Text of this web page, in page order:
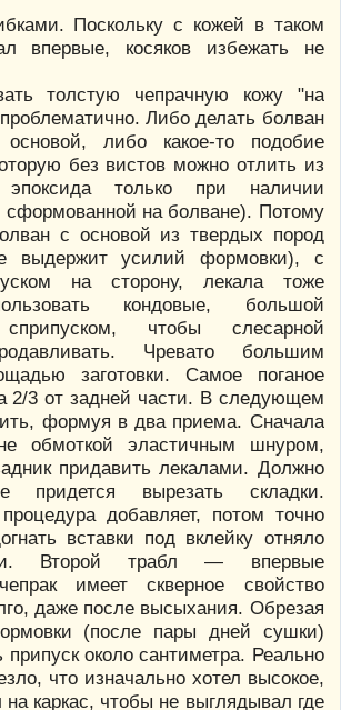
Поскольку с кожей в таком
впервые, косяков избежать не
толстую чепрачную кожу "на
проблематично. Либо делать болван
либо какое-то подобие
без вистов можно отлить из
эпоксида только при наличии
сформованной на болване). Потому
с основой из твердых пород
выдержит усилий формовки), с
на сторону, лекала тоже
кондовые, большой
чтобы слесарной
Чревато большим
заготовки. Самое поганое
2/3 от задней части. В следующем
формуя в два приема. Сначала
обмоткой эластичным шнуром,
придавить лекалами. Должно
придется вырезать складки.
добавляет, потом точно
вставки под вклейку отняло
Второй трабл — впервые
имеет скверное свойство
даже после высыхания. Обрезая
(после пары дней сушки)
припуск около сантиметра. Реально
что изначально хотел высокое,
каркас, чтобы не выглядывал где